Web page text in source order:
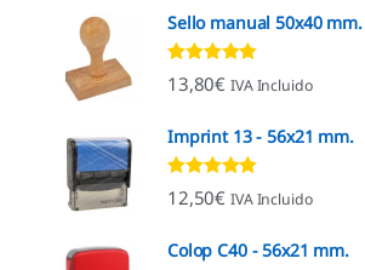
Sello manual 50x40 mm.
Valorado con
4.80de 5
13,80€ IVA Incluido
Imprint 13 - 56x21 mm.
Valorado con
4.96de 5
12,50€ IVA Incluido
Colop C40 - 56x21 mm.